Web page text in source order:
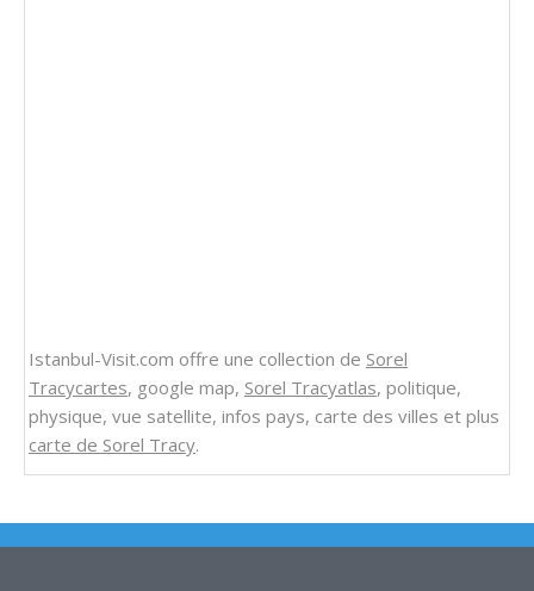
Istanbul-Visit.com offre une collection de Sorel
Tracycartes, google map, Sorel Tracyatlas, politique,
physique, vue satellite, infos pays, carte des villes et plus
carte de Sorel Tracy.